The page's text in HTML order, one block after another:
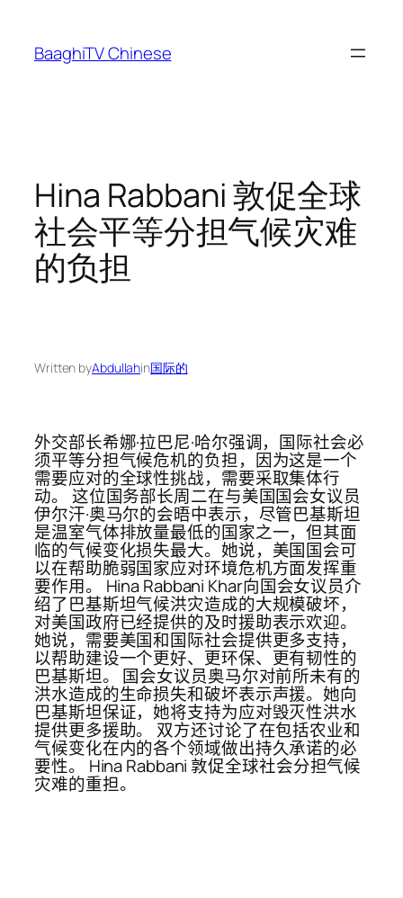
content
BaaghiTV Chinese
Hina Rabbani 敦促全球
社会平等分担气候灾难
的负担
Written byAbdullahin国际的
外交部长希娜·拉巴尼·哈尔强调，国际社会必
须平等分担气候危机的负担，因为这是一个
需要应对的全球性挑战，需要采取集体行
动。 这位国务部长周二在与美国国会女议员
伊尔汗·奥马尔的会晤中表示，尽管巴基斯坦
是温室气体排放量最低的国家之一，但其面
临的气候变化损失最大。她说，美国国会可
以在帮助脆弱国家应对环境危机方面发挥重
要作用。 Hina Rabbani Khar向国会女议员介
绍了巴基斯坦气候洪灾造成的大规模破坏，
对美国政府已经提供的及时援助表示欢迎。
她说，需要美国和国际社会提供更多支持，
以帮助建设一个更好、更环保、更有韧性的
巴基斯坦。 国会女议员奥马尔对前所未有的
洪水造成的生命损失和破坏表示声援。她向
巴基斯坦保证，她将支持为应对毁灭性洪水
提供更多援助。 双方还讨论了在包括农业和
气候变化在内的各个领域做出持久承诺的必
要性。 Hina Rabbani 敦促全球社会分担气候
灾难的重担。